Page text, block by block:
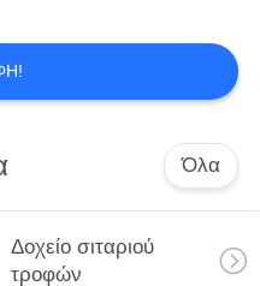
που
τη
Όλα
Δοχείο σιταριού
τροφών